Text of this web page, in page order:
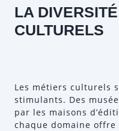
LA
CULTURELS
Les métiers culturels
stimulants. Des
par les maisons
chaque domaine